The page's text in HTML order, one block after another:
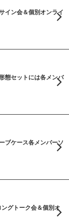
イン会＆個別オンライ
態セットには各メンバ
ブケース各メンバーソ
グトーク会＆個別オ